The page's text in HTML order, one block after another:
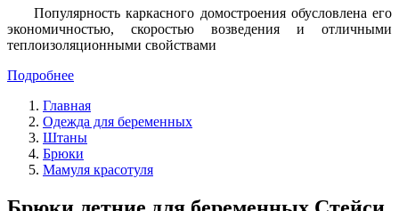
Популярность каркасного домостроения обусловлена его
экономичностью, скоростью возведения и отличными
теплоизоляционными свойствами
Подробнее
Главная
Одежда для беременных
Штаны
Брюки
Мамуля красотуля